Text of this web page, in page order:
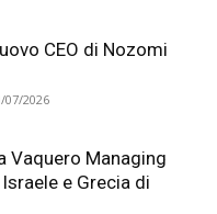
CEO di Nozomi
07/2026
Vaquero Managing
e Grecia di